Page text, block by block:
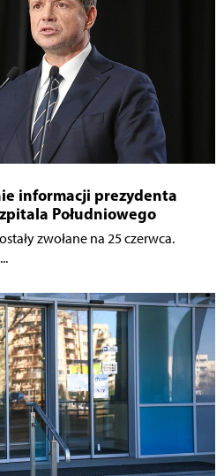
informacji prezydenta
Południowego
zwołane na 25 czerwca.